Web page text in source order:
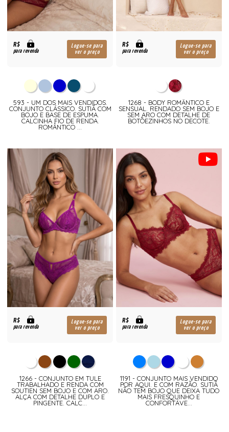
R$
para revenda
Logue-se para
ver o preço
593 - UM DOS MAIS VENDIDOS.
CONJUNTO CLÁSSICO. SUTIÃ COM
BOJO E BASE DE ESPUMA.
CALCINHA FIO DE RENDA.
ROMÂNTICO ...
R$
para revenda
Logue-se para
ver o preço
1268 - BODY ROMÂNTICO E
SENSUAL. RENDADO SEM BOJO E
SEM ARO COM DETALHE DE
BOTÕEZINHOS NO DECOTE.
R$
para revenda
Logue-se para
ver o preço
1266 - CONJUNTO EM TULE
TRABALHADO E RENDA COM
SOUTIEN SEM BOJO E COM ARO.
ALÇA COM DETALHE DUPLO E
PINGENTE. CALC...
R$
para revenda
Logue-se para
ver o preço
1191 - CONJUNTO MAIS VENDIDO
POR AQUI. E COM RAZÃO. SUTIÃ
NÃO TEM BOJO QUE DEIXA TUDO
MAIS FRESQUINHO E
CONFORTÁVE...